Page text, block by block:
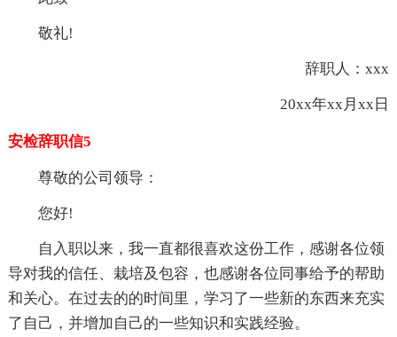
敬礼!
辞职人：xxx
20xx年xx月xx日
安检辞职信5
尊敬的公司领导：
您好!
自入职以来，我一直都很喜欢这份工作，感谢各位领
导对我的信任、栽培及包容，也感谢各位同事给予的帮助
和关心。在过去的的时间里，学习了一些新的东西来充实
了自己，并增加自己的一些知识和实践经验。